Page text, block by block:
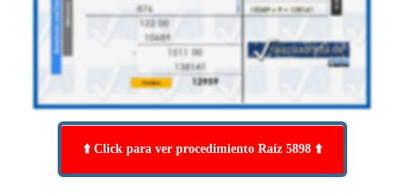
⬆️ Click para ver procedimiento Raíz 5898 ⬆️